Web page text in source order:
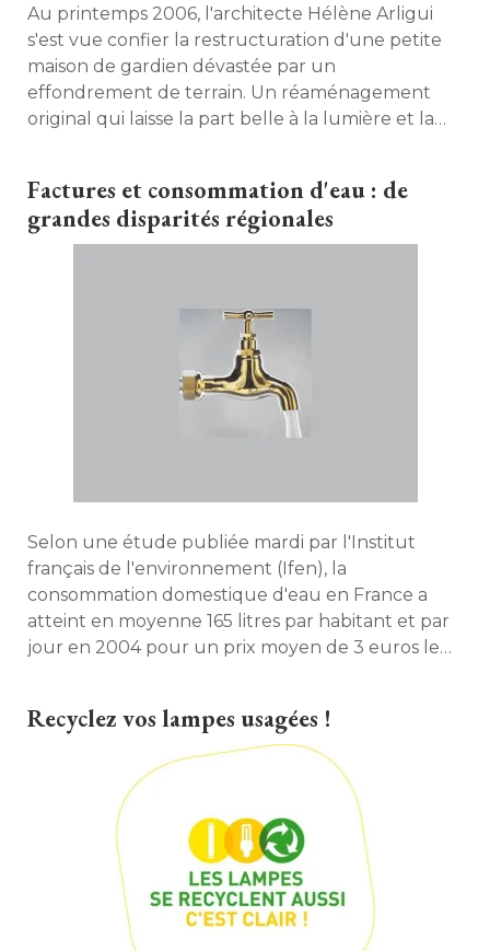
Au printemps 2006, l'architecte Hélène Arligui
s'est vue confier la restructuration d'une petite
maison de gardien dévastée par un
effondrement de terrain. Un réaménagement
original qui laisse la part belle à la lumière et la
Factures et consommation d'eau : de
grandes disparités régionales
Selon une étude publiée mardi par l'Institut
français de l'environnement (Ifen), la
consommation domestique d'eau en France a
atteint en moyenne 165 litres par habitant et par
jour en 2004 pour un prix moyen de 3 euros le
Recyclez vos lampes usagées !